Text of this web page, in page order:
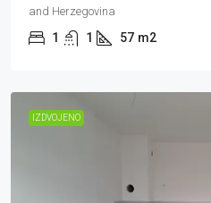
and Herzegovina
1 1 57 m2
IZDVOJENO